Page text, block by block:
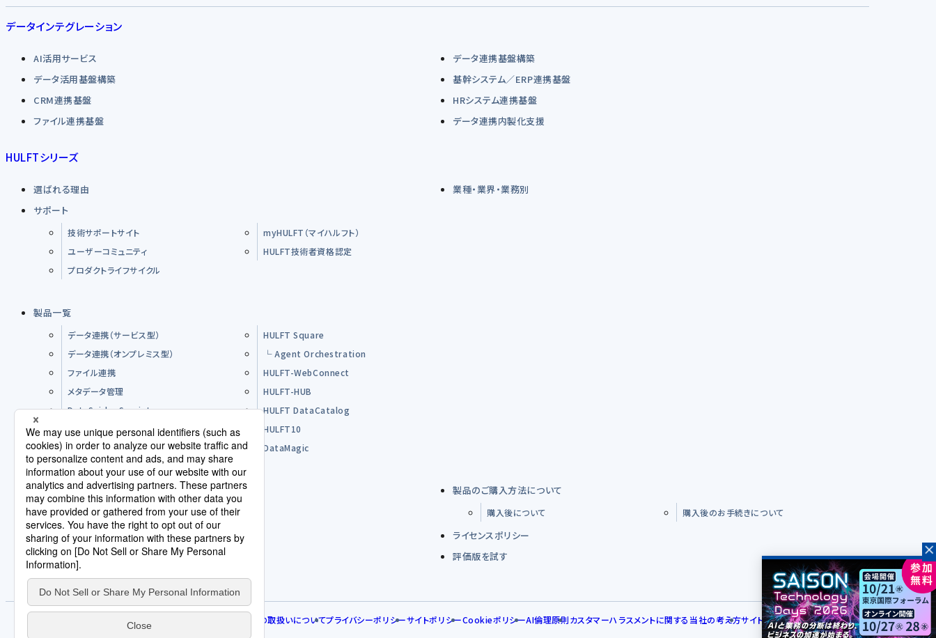
データインテグレーション
AI活用サービス
データ連携基盤構築
データ活用基盤構築
基幹システム／ERP連携基盤
CRM連携基盤
HRシステム連携基盤
ファイル連携基盤
データ連携内製化支援
HULFTシリーズ
選ばれる理由
業種・業界・業務別
サポート
技術サポートサイト
myHULFT（マイハルフト）
ユーザーコミュニティ
HULFT技術者資格認定
プロダクトライフサイクル
製品一覧
データ連携（サービス型）
HULFT Square
データ連携（オンプレミス型）
└ Agent Orchestration
ファイル連携
HULFT-WebConnect
メタデータ管理
HULFT-HUB
DataSpider Servista
HULFT DataCatalog
その他製品
HULFT10
オープンソースソフトウエア（OSS）
DataMagic
購入前のFAQ 製品のご購入方法について
購入後について 購入後のお手続きについて
パートナー
ライセンスポリシー
使用許諾契約/利用規約
評価版を試す
人権方針 個人情報の取扱いについてプライバシーポリシーサイトポリシーCookieポリシーAI倫理原則カスタマーハラスメントに関する当社の考え方サイトマップ